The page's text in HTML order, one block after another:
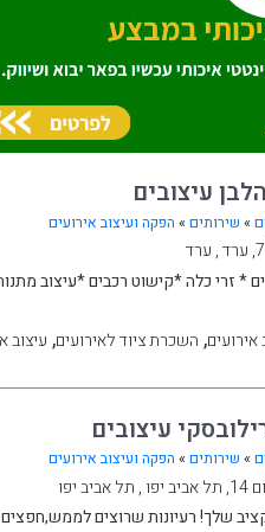
עיצובים
» שירותים » הפקה ועיצוב אירועים
* זרי כלה *קישוט רכבים *עיצוב
אירועים, השכרת ציוד לאירועים, עיצוב
עיצובים
» שירותים » הפקה ועיצוב אירועים
יפו
שלך! רעיונות שרוצים לממש,חפצים